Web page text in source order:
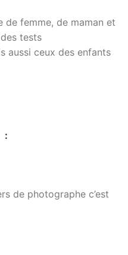
de femme, de maman et
tests
aussi ceux des enfants
:
de photographe c’est